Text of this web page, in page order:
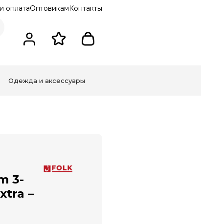
оплатаОптовикамКонтакты
Одежда и аксессуары
3-
–